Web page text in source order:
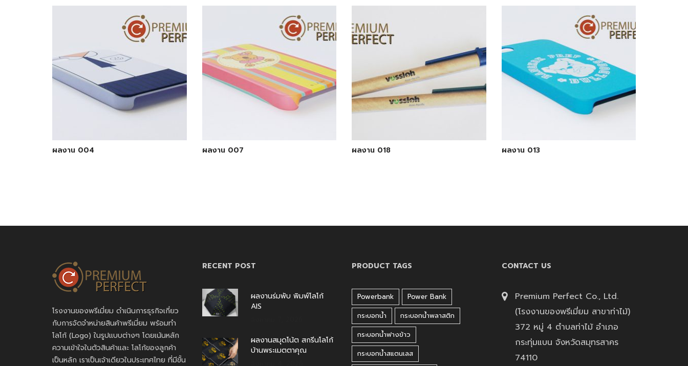
ผลงาน 004 ผลงาน 007 ผลงาน 018 ผลงาน 013
โรงงานของพรีเมี่ยม ดำเนินการธุรกิจเกี่ยว
กับการจัดจำหน่ายสินค้าพรีเมี่ยม พร้อมทำ
โลโก้ (Logo) ในรูปแบบต่างๆ โดยเน้นหลัก
ความเข้าใจในตัวสินค้าและ โลโก้ของลูกค้า
เป็นหลัก เราเป็นเจ้าเดียวในประเทศไทย ที่มีขั้น
RECENT POST
ผลงานร่มพับ พิมพ์โลโก้
AIS
ผลงานสมุดโน้ต สกรีนโลโก้
บ้านพระเมตตาคุณ
PRODUCT TAGS
Powerbank
Power Bank
กระบอกน้ำ
กระบอกน้ำพลาสติก
กระบอกน้ำฟางข้าว
กระบอกน้ำสแตนเลส
CONTACT US
Premium Perfect Co., Ltd.
(โรงงานของพรีเมี่ยม สาขาท่าไม้)
372 หมู่ 4 ตำบลท่าไม้ อำเภอ
กระทุ่มแบน จังหวัดสมุทรสาคร
74110